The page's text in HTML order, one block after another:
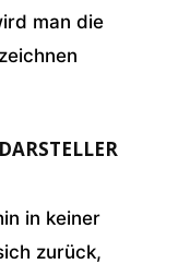
man die
in keiner
zurück,